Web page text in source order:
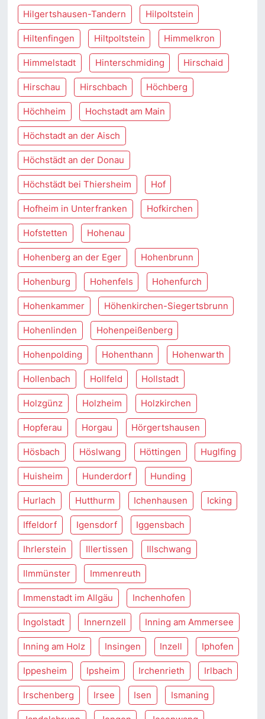
Hilgertshausen-Tandern Hilpoltstein
Hiltenfingen Hiltpoltstein Himmelkron
Himmelstadt Hinterschmiding Hirschaid
Hirschau Hirschbach Höchberg
Höchheim Hochstadt am Main
Höchstadt an der Aisch
Höchstädt an der Donau
Höchstädt bei Thiersheim Hof
Hofheim in Unterfranken Hofkirchen
Hofstetten Hohenau
Hohenberg an der Eger Hohenbrunn
Hohenburg Hohenfels Hohenfurch
Hohenkammer Höhenkirchen-Siegertsbrunn
Hohenlinden Hohenpeißenberg
Hohenpolding Hohenthann Hohenwarth
Hollenbach Hollfeld Hollstadt
Holzgünz Holzheim Holzkirchen
Hopferau Horgau Hörgertshausen
Hösbach Höslwang Höttingen Huglfing
Huisheim Hunderdorf Hunding
Hurlach Hutthurm Ichenhausen Icking
Iffeldorf Igensdorf Iggensbach
Ihrlerstein Illertissen Illschwang
Ilmmünster Immenreuth
Immenstadt im Allgäu Inchenhofen
Ingolstadt Innernzell Inning am Ammersee
Inning am Holz Insingen Inzell Iphofen
Ippesheim Ipsheim Irchenrieth Irlbach
Irschenberg Irsee Isen Ismaning